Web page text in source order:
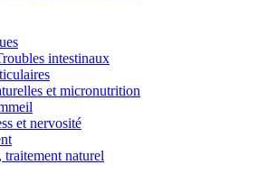
intestinaux
et micronutrition
et nervosité
traitement naturel